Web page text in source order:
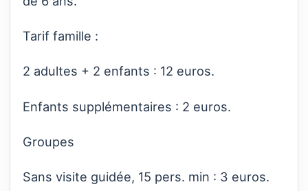
Tarif famille :
2 adultes + 2 enfants : 12 euros.
Enfants supplémentaires : 2 euros.
Groupes
Sans visite guidée, 15 pers. min : 3 euros.